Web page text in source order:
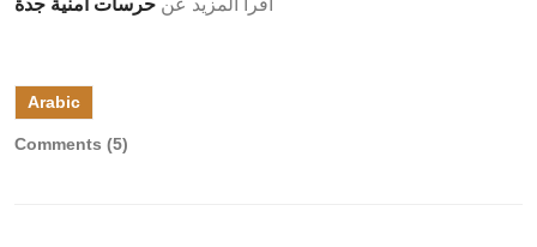
اقرأ المزيد عن حرسات امنية جدة
Arabic
Comments (5)